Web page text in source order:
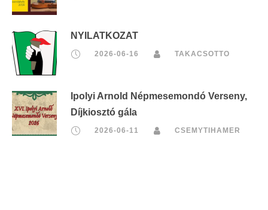
NYILATKOZAT
2026-06-16 TAKACSOTTO
Ipolyi Arnold Népmesemondó Verseny,
Díjkiosztó gála
2026-06-11 CSEMYTIHAMER